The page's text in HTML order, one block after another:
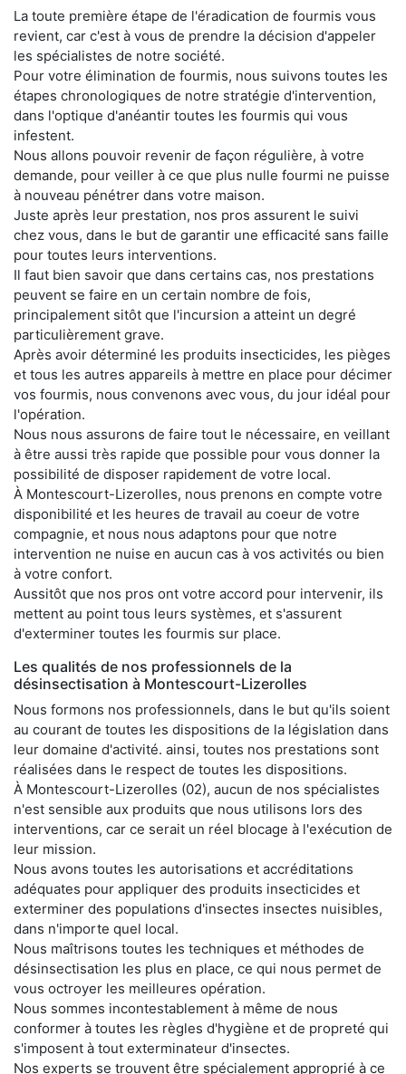
La toute première étape de l'éradication de fourmis vous
revient, car c'est à vous de prendre la décision d'appeler
les spécialistes de notre société.
Pour votre élimination de fourmis, nous suivons toutes les
étapes chronologiques de notre stratégie d'intervention,
dans l'optique d'anéantir toutes les fourmis qui vous
infestent.
Nous allons pouvoir revenir de façon régulière, à votre
demande, pour veiller à ce que plus nulle fourmi ne puisse
à nouveau pénétrer dans votre maison.
Juste après leur prestation, nos pros assurent le suivi
chez vous, dans le but de garantir une efficacité sans faille
pour toutes leurs interventions.
Il faut bien savoir que dans certains cas, nos prestations
peuvent se faire en un certain nombre de fois,
principalement sitôt que l'incursion a atteint un degré
particulièrement grave.
Après avoir déterminé les produits insecticides, les pièges
et tous les autres appareils à mettre en place pour décimer
vos fourmis, nous convenons avec vous, du jour idéal pour
l'opération.
Nous nous assurons de faire tout le nécessaire, en veillant
à être aussi très rapide que possible pour vous donner la
possibilité de disposer rapidement de votre local.
À Montescourt-Lizerolles, nous prenons en compte votre
disponibilité et les heures de travail au coeur de votre
compagnie, et nous nous adaptons pour que notre
intervention ne nuise en aucun cas à vos activités ou bien
à votre confort.
Aussitôt que nos pros ont votre accord pour intervenir, ils
mettent au point tous leurs systèmes, et s'assurent
d'exterminer toutes les fourmis sur place.
Les qualités de nos professionnels de la
désinsectisation à Montescourt-Lizerolles
Nous formons nos professionnels, dans le but qu'ils soient
au courant de toutes les dispositions de la législation dans
leur domaine d'activité. ainsi, toutes nos prestations sont
réalisées dans le respect de toutes les dispositions.
À Montescourt-Lizerolles (02), aucun de nos spécialistes
n'est sensible aux produits que nous utilisons lors des
interventions, car ce serait un réel blocage à l'exécution de
leur mission.
Nous avons toutes les autorisations et accréditations
adéquates pour appliquer des produits insecticides et
exterminer des populations d'insectes insectes nuisibles,
dans n'importe quel local.
Nous maîtrisons toutes les techniques et méthodes de
désinsectisation les plus en place, ce qui nous permet de
vous octroyer les meilleures opération.
Nous sommes incontestablement à même de nous
conformer à toutes les règles d'hygiène et de propreté qui
s'imposent à tout exterminateur d'insectes.
Nos experts se trouvent être spécialement approprié à ce